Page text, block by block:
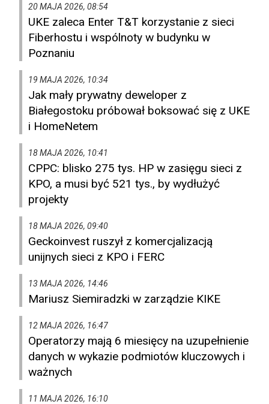
20 MAJA 2026, 08:54
UKE zaleca Enter T&T korzystanie z sieci
Fiberhostu i wspólnoty w budynku w
Poznaniu
19 MAJA 2026, 10:34
Jak mały prywatny deweloper z
Białegostoku próbował boksować się z UKE
i HomeNetem
18 MAJA 2026, 10:41
CPPC: blisko 275 tys. HP w zasięgu sieci z
KPO, a musi być 521 tys., by wydłużyć
projekty
18 MAJA 2026, 09:40
Geckoinvest ruszył z komercjalizacją
unijnych sieci z KPO i FERC
13 MAJA 2026, 14:46
Mariusz Siemiradzki w zarządzie KIKE
12 MAJA 2026, 16:47
Operatorzy mają 6 miesięcy na uzupełnienie
danych w wykazie podmiotów kluczowych i
ważnych
11 MAJA 2026, 16:10